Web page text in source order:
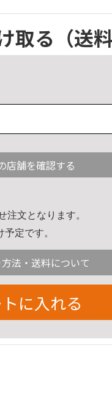
取る （送
店舗を確認する
注文となります。
定です。
法・送料について
に入れる